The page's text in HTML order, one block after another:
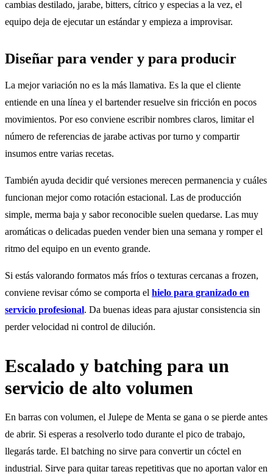
cambias destilado, jarabe, bitters, cítrico y especias a la vez, el
equipo deja de ejecutar un estándar y empieza a improvisar.
Diseñar para vender y para producir
La mejor variación no es la más llamativa. Es la que el cliente
entiende en una línea y el bartender resuelve sin fricción en pocos
movimientos. Por eso conviene escribir nombres claros, limitar el
número de referencias de jarabe activas por turno y compartir
insumos entre varias recetas.
También ayuda decidir qué versiones merecen permanencia y cuáles
funcionan mejor como rotación estacional. Las de producción
simple, merma baja y sabor reconocible suelen quedarse. Las muy
aromáticas o delicadas pueden vender bien una semana y romper el
ritmo del equipo en un evento grande.
Si estás valorando formatos más fríos o texturas cercanas a frozen,
conviene revisar cómo se comporta el hielo para granizado en
servicio profesional. Da buenas ideas para ajustar consistencia sin
perder velocidad ni control de dilución.
Escalado y batching para un
servicio de alto volumen
En barras con volumen, el Julepe de Menta se gana o se pierde antes
de abrir. Si esperas a resolverlo todo durante el pico de trabajo,
llegarás tarde. El batching no sirve para convertir un cóctel en
industrial. Sirve para quitar tareas repetitivas que no aportan valor en